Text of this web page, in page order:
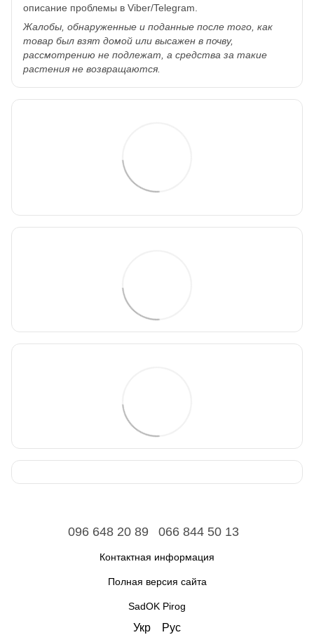
описание проблемы в Viber/Telegram.
Жалобы, обнаруженные и поданные после того, как
товар был взят домой или высажен в почву,
рассмотрению не подлежат, а средства за такие
растения не возвращаются.
096 648 20 89 066 844 50 13
Контактная информация
Полная версия сайта
SadOK Pirog
Укр Рус